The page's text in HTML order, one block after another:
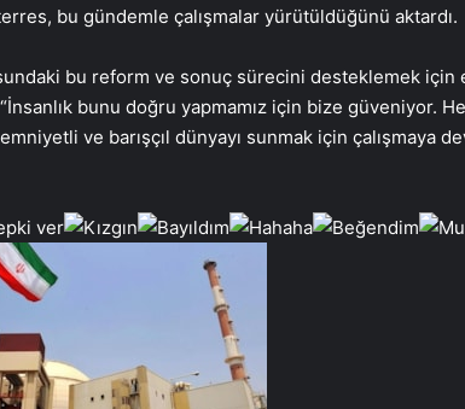
bu gündemle çalışmalar yürütüldüğünü aktardı.
bu reform ve sonuç sürecini desteklemek için
bunu doğru yapmamız için bize güveniyor.
ve barışçıl dünyayı sunmak için çalışmaya
ver